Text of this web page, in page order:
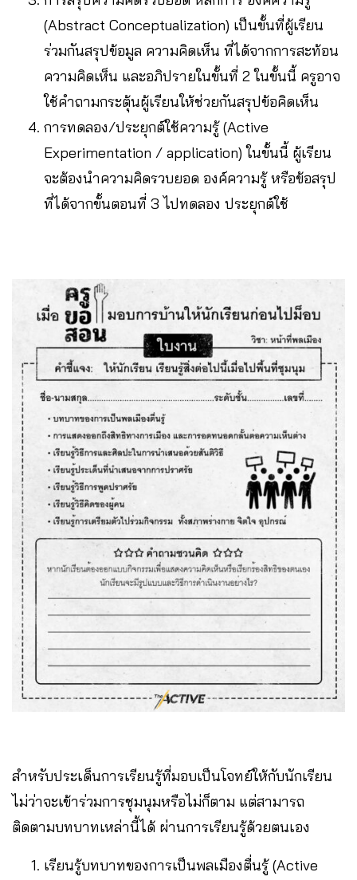
(Abstract Conceptualization) เป็นขั้นที่ผู้เรียน
ร่วมกันสรุปข้อมูล ความคิดเห็น ที่ได้จากการสะท้อน
ความคิดเห็น และอภิปรายในขั้นที่ 2 ในขั้นนี้ ครูอาจ
ใช้คำถามกระตุ้นผู้เรียนให้ช่วยกันสรุปข้อคิดเห็น
การทดลอง/ประยุกต์ใช้ความรู้ (Active
Experimentation / application) ในขั้นนี้ ผู้เรียน
จะต้องนำความคิดรวบยอด องค์ความรู้ หรือข้อสรุป
ที่ได้จากขั้นตอนที่ 3 ไปทดลอง ประยุกต์ใช้
สำหรับประเด็นการเรียนรู้ที่มอบเป็นโจทย์ให้กับนักเรียน
ไม่ว่าจะเข้าร่วมการชุมนุมหรือไม่ก็ตาม แต่สามารถ
ติดตามบทบาทเหล่านี้ได้ ผ่านการเรียนรู้ด้วยตนเอง
เรียนรู้บทบาทของการเป็นพลเมืองตื่นรู้ (Active